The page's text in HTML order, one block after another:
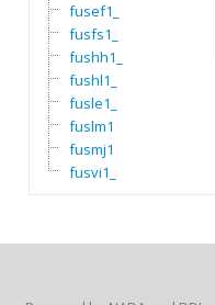
fusef1_
fusfs1_
fushh1_
fushl1_
fusle1_
fuslm1
fusmj1
fusvi1_